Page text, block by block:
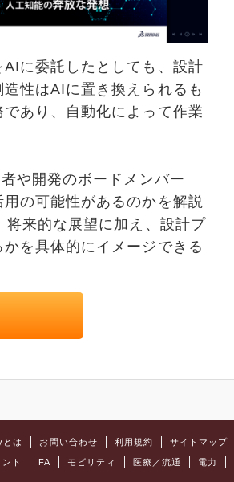
に委託したとしても、設計
性はAIに置き換えられるも
あり、自動化によって作業
や開発のボードメンバー
の可能性があるのかを解説
将来的な展望に加え、設計プ
を具体的にイメージできる
は お問い合わせ 利用規約 サイトマップ
ト FA モビリティ 医療／流通 電力